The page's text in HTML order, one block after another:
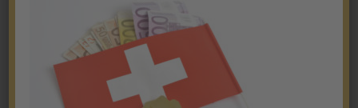
Granalien
Palladium